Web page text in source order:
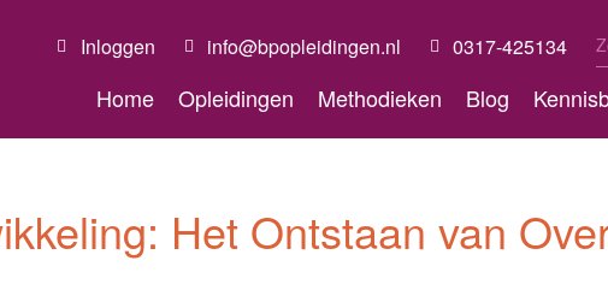
Inloggen info@bpopleidingen.nl 0317-425134
Home Opleidingen Methodieken Blog
Het Ontstaan van